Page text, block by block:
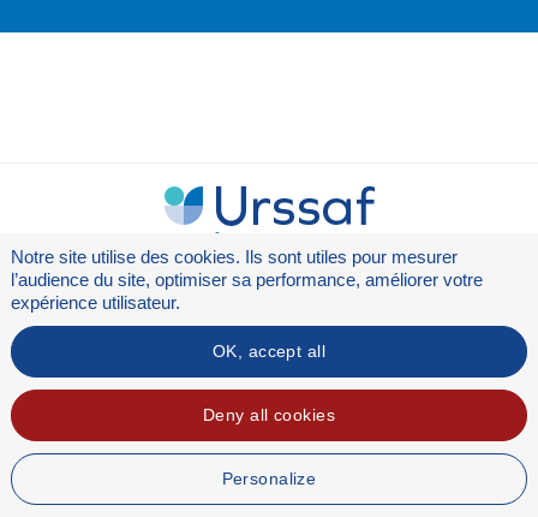
Flux RSS
Notre site utilise des cookies. Ils sont utiles pour mesurer
l’audience du site, optimiser sa performance, améliorer votre
expérience utilisateur.
OK, accept all
Deny all cookies
Personalize